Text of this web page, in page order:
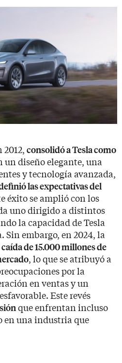
consolidó a Tesla como
un diseño elegante, una
y tecnología avanzada,
las expectativas del
éxito se amplió con los
uno dirigido a distintos
la capacidad de Tesla
Sin embargo, en 2024, la
caída de 15.000 millones de
, lo que se atribuyó a
por la
en ventas y un
Este revés
que enfrentan incluso
en una industria que